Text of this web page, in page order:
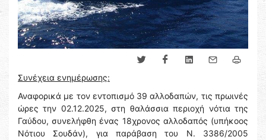
Συνέχεια ενημέρωσης:
Αναφορικά με τον εντοπισμό 39 αλλοδαπών, τις πρωινές
ώρες την 02.12.2025, στη θαλάσσια περιοχή νότια της
Γαύδου, συνελήφθη ένας 18χρονος αλλοδαπός (υπήκοος
Νότιου Σουδάν), για παράβαση του Ν. 3386/2005